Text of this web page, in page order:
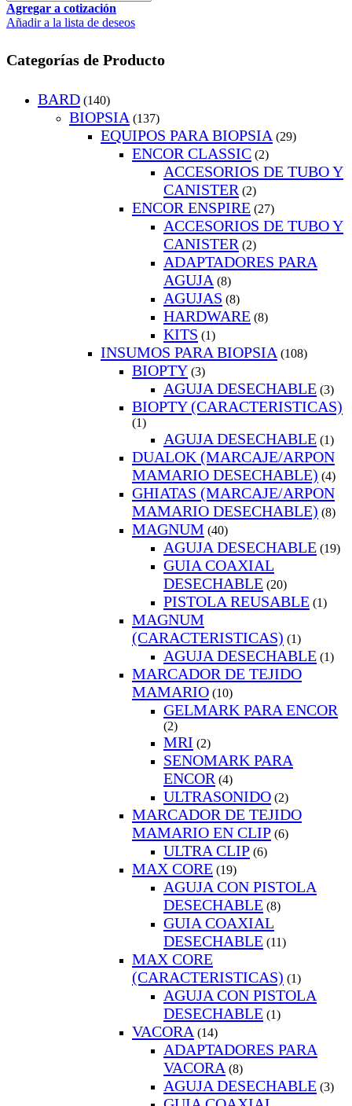
Agregar a cotización
Añadir a la lista de deseos
Categorías de Producto
BARD (140)
BIOPSIA (137)
EQUIPOS PARA BIOPSIA (29)
ENCOR CLASSIC (2)
ACCESORIOS DE TUBO Y
CANISTER (2)
ENCOR ENSPIRE (27)
ACCESORIOS DE TUBO Y
CANISTER (2)
ADAPTADORES PARA
AGUJA (8)
AGUJAS (8)
HARDWARE (8)
KITS (1)
INSUMOS PARA BIOPSIA (108)
BIOPTY (3)
AGUJA DESECHABLE (3)
BIOPTY (CARACTERISTICAS)
(1)
AGUJA DESECHABLE (1)
DUALOK (MARCAJE/ARPON
MAMARIO DESECHABLE) (4)
GHIATAS (MARCAJE/ARPON
MAMARIO DESECHABLE) (8)
MAGNUM (40)
AGUJA DESECHABLE (19)
GUIA COAXIAL
DESECHABLE (20)
PISTOLA REUSABLE (1)
MAGNUM
(CARACTERISTICAS) (1)
AGUJA DESECHABLE (1)
MARCADOR DE TEJIDO
MAMARIO (10)
GELMARK PARA ENCOR
(2)
MRI (2)
SENOMARK PARA
ENCOR (4)
ULTRASONIDO (2)
MARCADOR DE TEJIDO
MAMARIO EN CLIP (6)
ULTRA CLIP (6)
MAX CORE (19)
AGUJA CON PISTOLA
DESECHABLE (8)
GUIA COAXIAL
DESECHABLE (11)
MAX CORE
(CARACTERISTICAS) (1)
AGUJA CON PISTOLA
DESECHABLE (1)
VACORA (14)
ADAPTADORES PARA
VACORA (8)
AGUJA DESECHABLE (3)